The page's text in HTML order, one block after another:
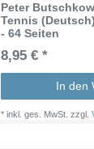
Peter
Tennis
- 64 Seiten
8,95 € *
In den
*inkl. ges. MwSt. zzgl.